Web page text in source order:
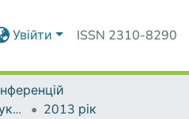
Увійти ISSN 2310-8290
Єдність навчання і наукових досліджень - головний принцип університету
2013 рік